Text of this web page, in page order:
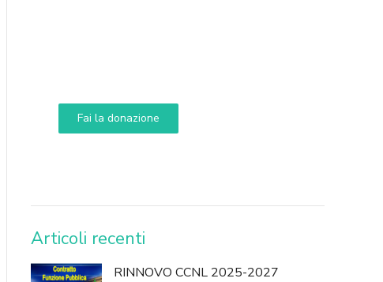
Fai la donazione
DONA
Articoli recenti
RINNOVO CCNL 2025-2027